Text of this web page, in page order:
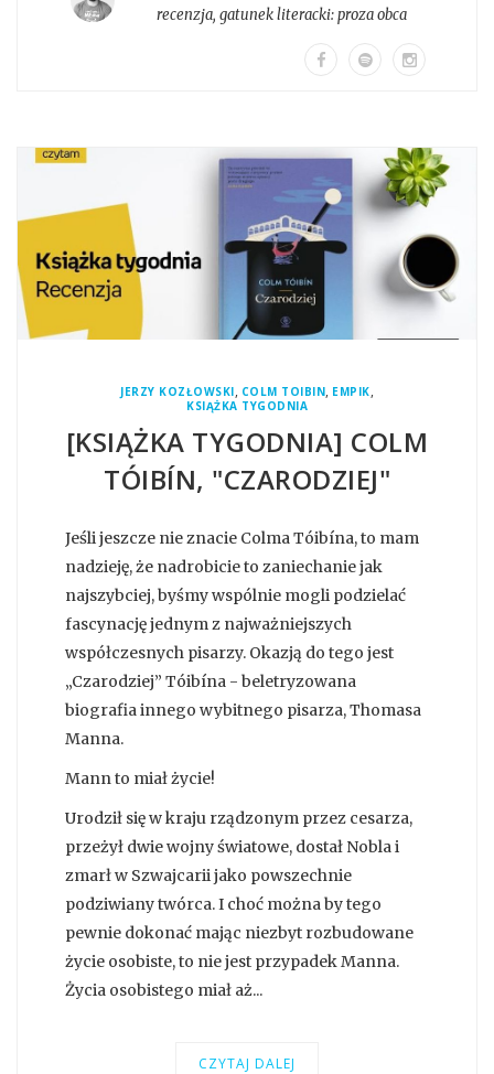
recenzja, gatunek literacki:proza obca
JERZY KOZŁOWSKI, COLM TOIBIN, EMPIK,
KSIĄŻKA TYGODNIA
[KSIĄŻKA TYGODNIA] COLM
TÓIBÍN, "CZARODZIEJ"
Jeśli jeszcze nie znacie Colma Tóibína, to mam
nadzieję, że nadrobicie to zaniechanie jak
najszybciej, byśmy wspólnie mogli podzielać
fascynację jednym z najważniejszych
współczesnych pisarzy. Okazją do tego jest
„Czarodziej” Tóibína - beletryzowana
biografia innego wybitnego pisarza, Thomasa
Manna.
Mann to miał życie!
Urodził się w kraju rządzonym przez cesarza,
przeżył dwie wojny światowe, dostał Nobla i
zmarł w Szwajcarii jako powszechnie
podziwiany twórca. I choć można by tego
pewnie dokonać mając niezbyt rozbudowane
życie osobiste, to nie jest przypadek Manna.
Życia osobistego miał aż...
CZYTAJ DALEJ